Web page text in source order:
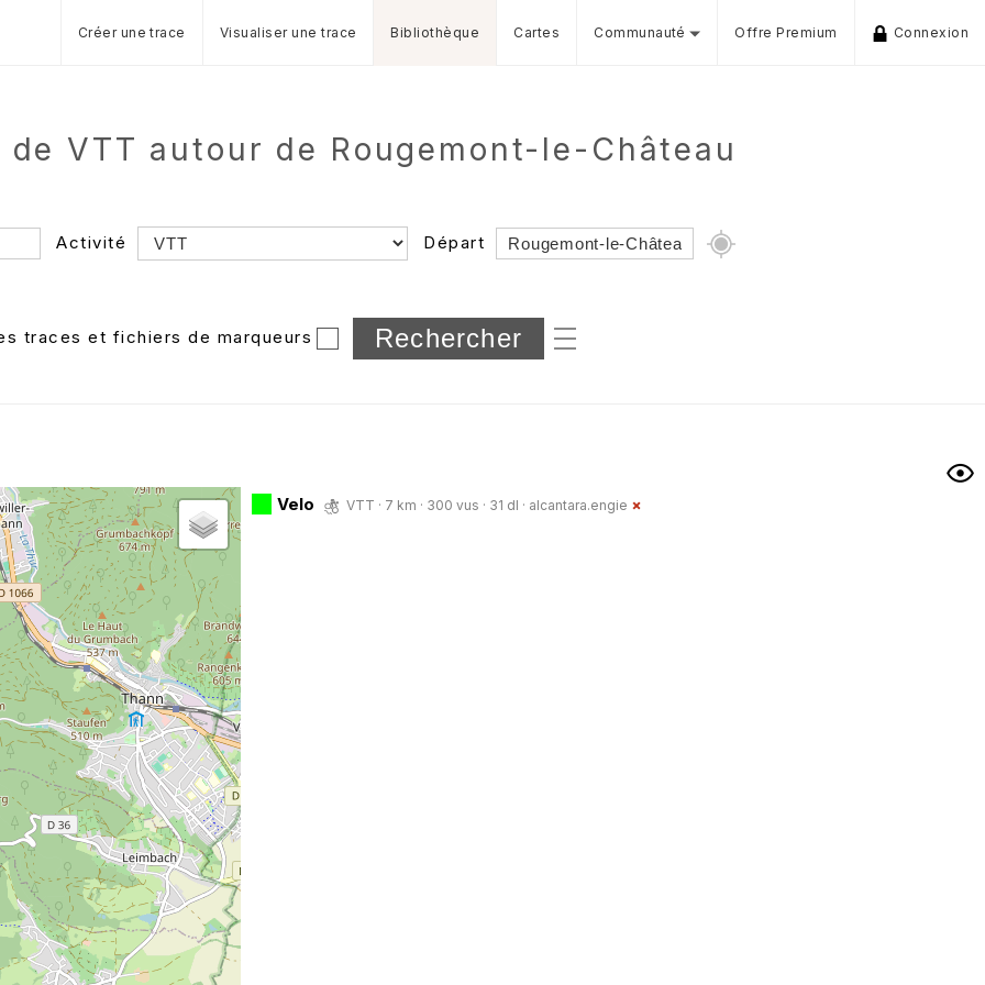
Créer une trace Visualiser une trace Bibliothèque Cartes Communauté Offre Premium Connexion
de VTT autour de Rougemont-le-Château
Activité Départ
Dossier
et sous-dossiers
traces et fichiers de marqueurs
Velo VTT · 7 km · 300 vus · 31 dl · alcantara.engie